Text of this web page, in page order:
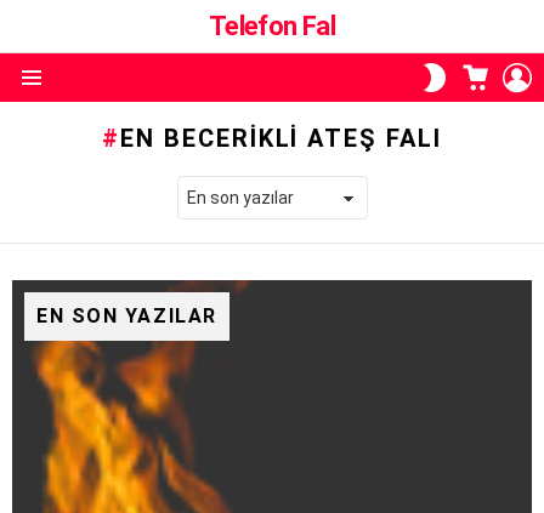
Telefon Fal
SKIN
ANAHTARI
SEPETI
EN BECERIKLI ATEŞ FALI
EN SON YAZILAR